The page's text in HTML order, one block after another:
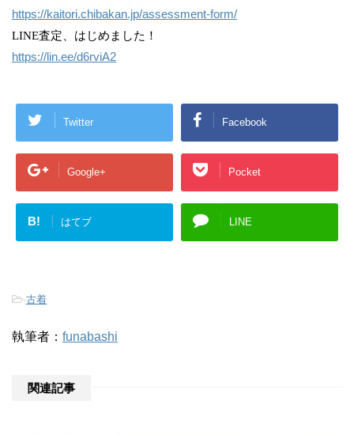
https://kaitori.chibakan.jp/assessment-form/
LINE査定、はじめました！
https://lin.ee/d6rviA2
Twitter Facebook
Google+ Pocket
B! はてブ LINE
-古着
執筆者： funabashi
関連記事